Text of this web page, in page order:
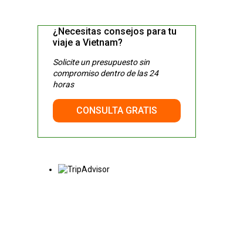
¿Necesitas consejos para tu
viaje a Vietnam?
Solicite un presupuesto sin
compromiso dentro de las 24
horas
CONSULTA GRATIS